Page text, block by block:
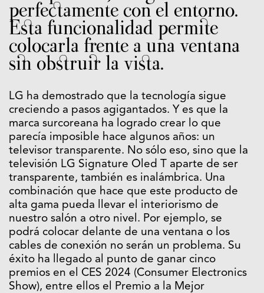
perfectamente con el entorno.
Esta funcionalidad permite
colocarla frente a una ventana
sin obstruir la vista.
LG ha demostrado que la tecnología sigue
creciendo a pasos agigantados. Y es que la
marca surcoreana ha logrado crear lo que
parecía imposible hace algunos años: un
televisor transparente. No sólo eso, sino que la
televisión LG Signature Oled T aparte de ser
transparente, también es inalámbrica. Una
combinación que hace que este producto de
alta gama pueda llevar el interiorismo de
nuestro salón a otro nivel. Por ejemplo, se
podrá colocar delante de una ventana o los
cables de conexión no serán un problema. Su
éxito ha llegado al punto de ganar cinco
premios en el CES 2024 (Consumer Electronics
Show), entre ellos el Premio a la Mejor